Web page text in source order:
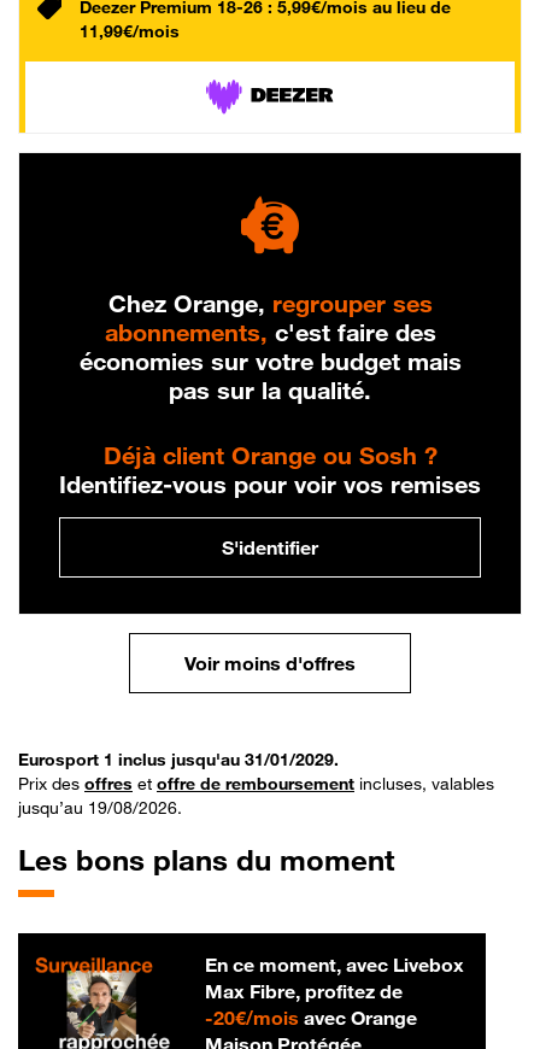
Deezer Premium 18-26 : 5,99€/mois au lieu de
11,99€/mois
Chez Orange, regrouper ses
abonnements, c'est faire des
économies sur votre budget mais
pas sur la qualité.
Déjà client Orange ou Sosh ?
Identifiez-vous pour voir vos remises
S'identifier
Voir moins d'offres
Eurosport 1 inclus jusqu'au 31/01/2029.
Prix des offres et offre de remboursement incluses, valables
jusqu’au 19/08/2026.
Les bons plans du moment
En ce moment, avec Livebox
Max Fibre, profitez de
-20€/mois20 € par mois
avec Orange